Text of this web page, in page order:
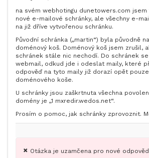
na svém webhotingu dunetowers.com
nové e-mailové schránky, ale všechny e-
na již dříve vytvořenou schránku.
Původní schránka („martin“) byla původně
doménový koš. Doménový koš jsem zrušil,
schránek stále nic nechodí. Do schránek
webmail, odkud jde i odeslat maily, které
odpověď na tyto maily již dorazí opět
doménového koše.
U schránky jsou zaškrtnuta všechna
domény je „1 mxredir.wedos.net“.
Prosím o pomoc, jak schránky zprovoznit.
Otázka je uzamčena pro nové